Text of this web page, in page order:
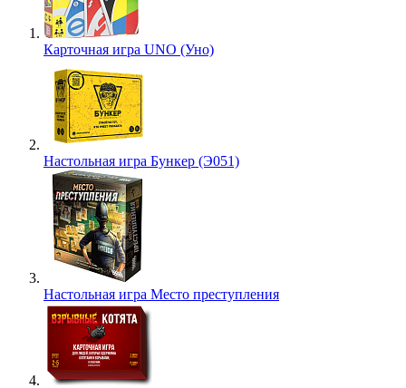
Карточная игра UNO (Уно)
Настольная игра Бункер (Э051)
Настольная игра Место преступления